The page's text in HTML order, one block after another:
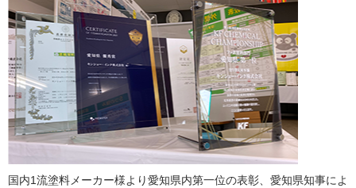
国内1流塗料メーカー様より愛知県内第一位の表彰、愛知県知事によ